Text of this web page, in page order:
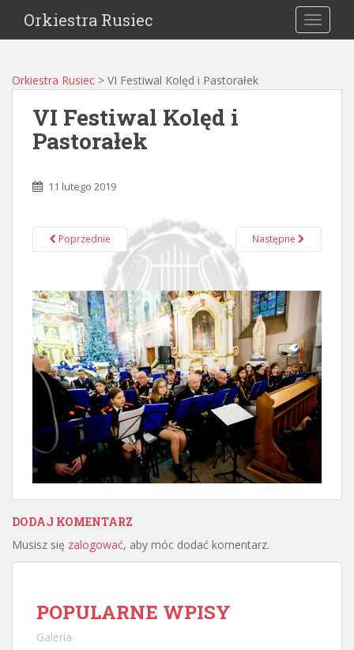
Orkiestra Rusiec
Orkiestra Rusiec > VI Festiwal Kolęd i Pastorałek
VI Festiwal Kolęd i
Pastorałek
11 lutego 2019
Poprzednie Następne
DODAJ KOMENTARZ
Musisz się zalogować, aby móc dodać komentarz.
POPULARNE WPISY
Galeria